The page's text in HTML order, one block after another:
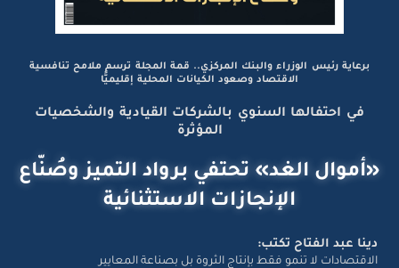
برعاية رئيس الوزراء والبنك المركزي.. قمة المجلة ترسم ملامح تنافسية
الاقتصاد وصعود الكيانات المحلية إقليميًّا
في احتفالها السنوي بالشركات القيادية والشخصيات
المؤثرة
«أموال الغد» تحتفي برواد التميز وصُنّاع
الإنجازات الاستثنائية
دينا عبد الفتاح تكتب:
الاقتصادات لا تنمو فقط بإنتاج الثروة بل بصناعة المعايير